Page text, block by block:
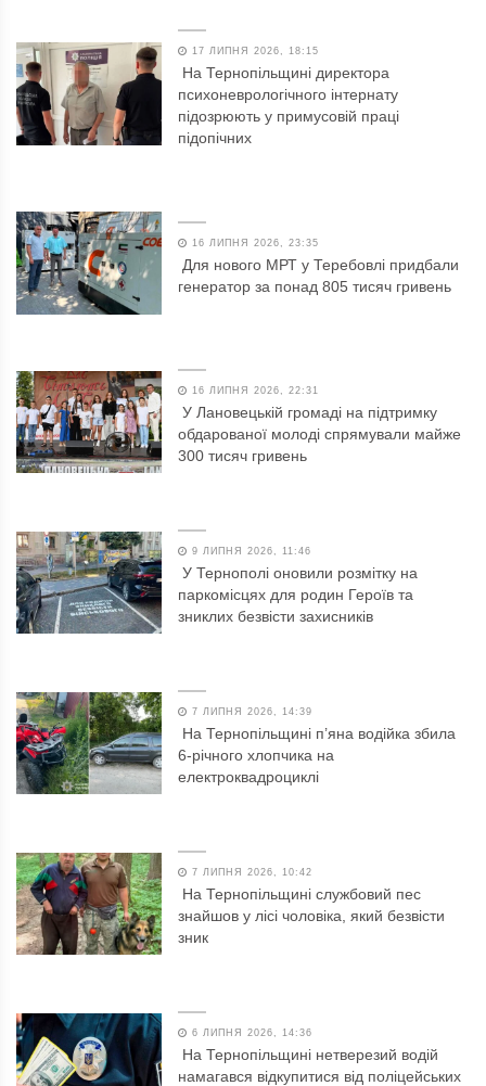
17 ЛИПНЯ 2026, 18:15
На Тернопільщині директора
психоневрологічного інтернату
підозрюють у примусовій праці
підопічних
16 ЛИПНЯ 2026, 23:35
Для нового МРТ у Теребовлі придбали
генератор за понад 805 тисяч гривень
16 ЛИПНЯ 2026, 22:31
У Лановецькій громаді на підтримку
обдарованої молоді спрямували майже
300 тисяч гривень
9 ЛИПНЯ 2026, 11:46
У Тернополі оновили розмітку на
паркомісцях для родин Героїв та
зниклих безвісти захисників
7 ЛИПНЯ 2026, 14:39
На Тернопільщині п’яна водійка збила
6-річного хлопчика на
електроквадроциклі
7 ЛИПНЯ 2026, 10:42
На Тернопільщині службовий пес
знайшов у лісі чоловіка, який безвісти
зник
6 ЛИПНЯ 2026, 14:36
На Тернопільщині нетверезий водій
намагався відкупитися від поліцейських